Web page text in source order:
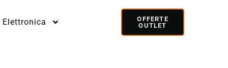
Elettronica
OFFERTE
OUTLET